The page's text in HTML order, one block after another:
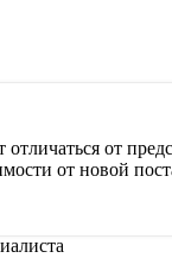
отличаться от
от новой